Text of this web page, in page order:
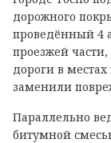
дорожного
проведённый 4
проезжей
дороги в
заменили
Параллельно
битумной